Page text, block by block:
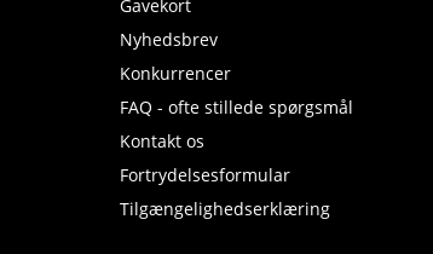
Gavekort
Nyhedsbrev
Konkurrencer
FAQ - ofte stillede spørgsmål
Kontakt os
Fortrydelsesformular
Tilgængelighedserklæring